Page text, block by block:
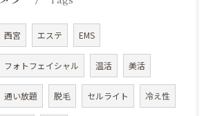
西宮 エステ EMS
フォトフェイシャル 温活 美活
通い放題 脱毛 セルライト 冷え性